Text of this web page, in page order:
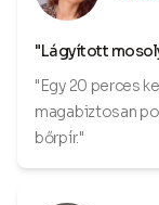
"Lágyított
"Egy 20 perces
magabiztosan
bőrpír."